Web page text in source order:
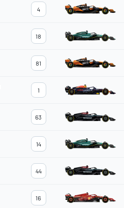
FÓRMULA E
4
18
81
1
63
14
44
16